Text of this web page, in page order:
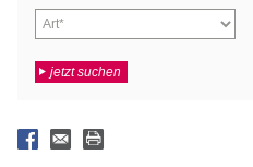
jetzt suchen